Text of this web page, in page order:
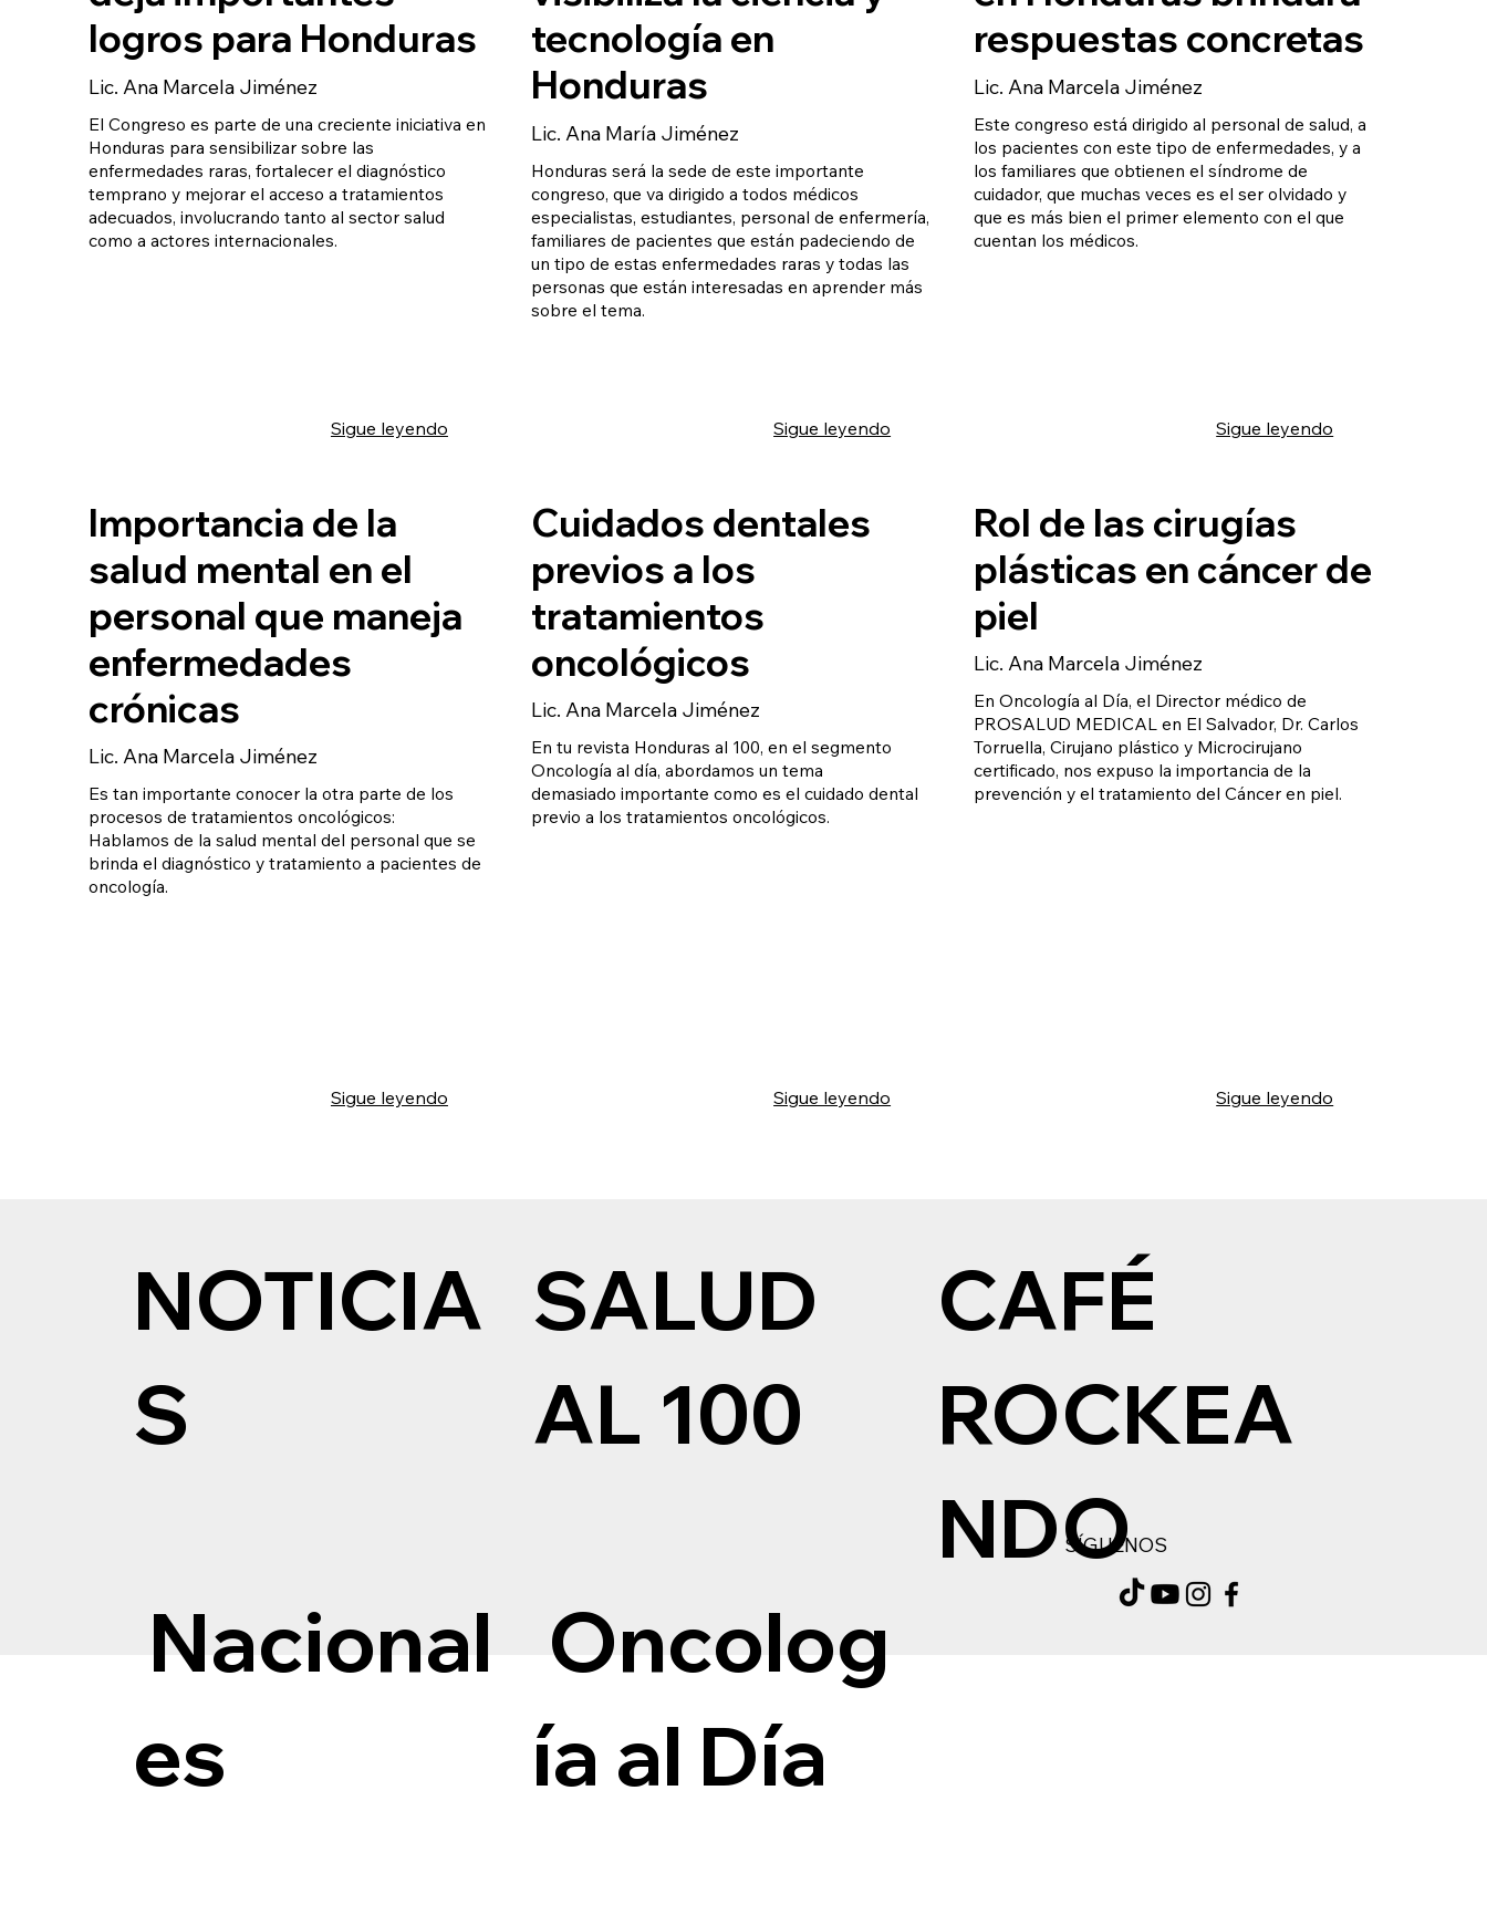
logros para Honduras
Lic. Ana Marcela Jiménez
El Congreso es parte de una creciente iniciativa en
Honduras para sensibilizar sobre las
enfermedades raras, fortalecer el diagnóstico
temprano y mejorar el acceso a tratamientos
adecuados, involucrando tanto al sector salud
como a actores internacionales.
Sigue leyendo
tecnología en
Honduras
Lic. Ana María Jiménez
Honduras será la sede de este importante
congreso, que va dirigido a todos médicos
especialistas, estudiantes, personal de enfermería,
familiares de pacientes que están padeciendo de
un tipo de estas enfermedades raras y todas las
personas que están interesadas en aprender más
sobre el tema.
Sigue leyendo
respuestas concretas
Lic. Ana Marcela Jiménez
Este congreso está dirigido al personal de salud, a
los pacientes con este tipo de enfermedades, y a
los familiares que obtienen el síndrome de
cuidador, que muchas veces es el ser olvidado y
que es más bien el primer elemento con el que
cuentan los médicos.
Sigue leyendo
Importancia de la
salud mental en el
personal que maneja
enfermedades
crónicas
Lic. Ana Marcela Jiménez
Es tan importante conocer la otra parte de los
procesos de tratamientos oncológicos:
Hablamos de la salud mental del personal que se
brinda el diagnóstico y tratamiento a pacientes de
oncología.
Sigue leyendo
Cuidados dentales
previos a los
tratamientos
oncológicos
Lic. Ana Marcela Jiménez
En tu revista Honduras al 100, en el segmento
Oncología al día, abordamos un tema
demasiado importante como es el cuidado dental
previo a los tratamientos oncológicos.
Sigue leyendo
Rol de las cirugías
plásticas en cáncer de
piel
Lic. Ana Marcela Jiménez
En Oncología al Día, el Director médico de
PROSALUD MEDICAL en El Salvador, Dr. Carlos
Torruella, Cirujano plástico y Microcirujano
certificado, nos expuso la importancia de la
prevención y el tratamiento del Cáncer en piel.
Sigue leyendo
NOTICIA
S
Nacional
es
SALUD
AL 100
Oncolog
ía al Día
SÍGUENOS
CAFÉ
ROCKEA
NDO